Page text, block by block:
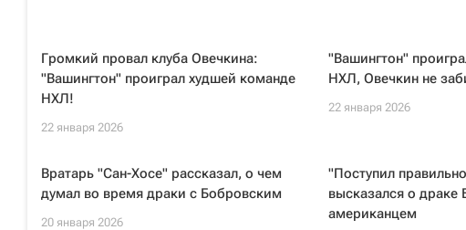
Громкий провал клуба Овечкина:
"Вашингтон" проиграл худшей команде
НХЛ!
22 января 2026
"Вашингтон"
НХЛ, Овечкин не
22 января 2026
Вратарь "Сан-Хосе" рассказал, о чем
думал во время драки с Бобровским
20 января 2026
"Поступил
высказался о драке
американцем